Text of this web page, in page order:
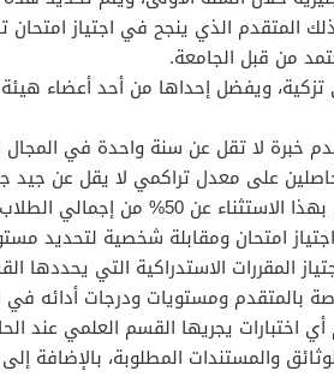
المتقدم الذي ينجح في اجتياز امتحان
من قبل الجامعة.
ويفضل إحداها من أحد أعضاء
خبرة لا تقل عن سنة واحدة في
على معدل تراكمي لا يقل عن جيد
عن 50% من إجمالي الطلاب.
امتحان ومقابلة شخصية لتحديد
المقررات الاستدراكية التي
بالمتقدم ومستويات ودرجات أدائه في
أي اختبارات يجريها القسم العلمي عند
والمستندات المطلوبة، بالإضافة